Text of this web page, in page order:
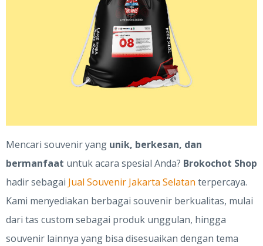
Mencari souvenir yang unik, berkesan, dan
bermanfaat untuk acara spesial Anda? Brokochot Shop
hadir sebagai Jual Souvenir Jakarta Selatan terpercaya.
Kami menyediakan berbagai souvenir berkualitas, mulai
dari tas custom sebagai produk unggulan, hingga
souvenir lainnya yang bisa disesuaikan dengan tema